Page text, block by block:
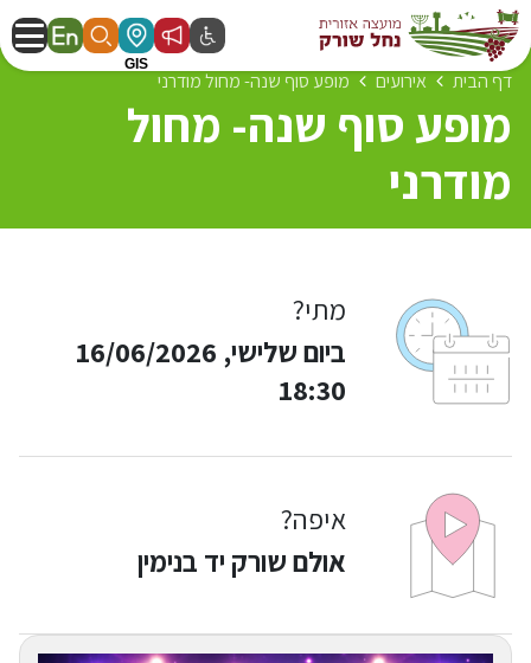
דף הבית אירועים מופע סוף שנה- מחול מודרני
מופע סוף שנה- מחול
מודרני
מתי?
ביום שלישי, 16/06/2026
18:30
איפה?
אולם שורק יד בנימין